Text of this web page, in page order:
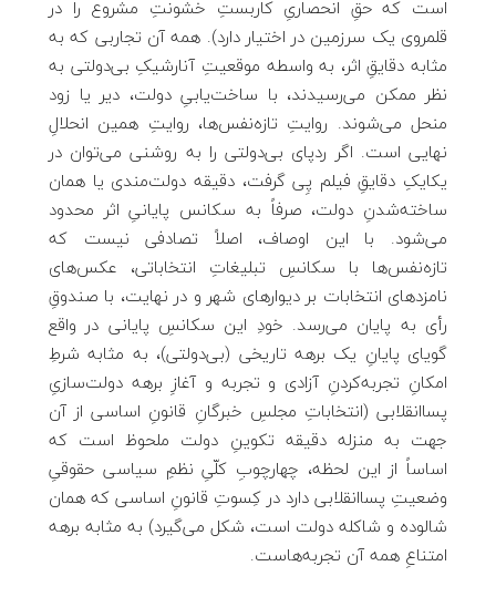
است که حقِ انحصاریِ کاربستِ خشونتِ مشروع را در
قلمروی یک سرزمین در اختیار دارد). همه آن تجاربی که به
مثابه دقایقِ اثر، به واسطه موقعیتِ آنارشیکِ بی‌دولتی به
نظر ممکن می‌رسیدند، با ساخت‌یابیِ دولت، دیر یا زود
منحل می‌شوند. روایتِ تازه‌نفس‌ها، روایتِ همین انحلالِ
نهایی است. اگر ردپای بی‌دولتی را به روشنی می‌توان در
یکایکِ دقایقِ فیلم پِی گرفت، دقیقه دولت‌مندی یا همان
ساخته‌شدنِ دولت، صرفاً به سکانس پایانیِ اثر محدود
می‌شود. با این اوصاف، اصلاً تصادفی نیست که
تازه‌نفس‌ها با سکانسِ تبلیغاتِ انتخاباتی، عکس‌های
نامزدهای انتخابات بر دیوارهای شهر و در نهایت، با صندوقِ
رأی به پایان می‌رسد. خودِ این سکانسِ پایانی در واقع
گویای پایانِ یک برهه تاریخی (بی‌دولتی)، به مثابه شرطِ
امکانِ تجربه‌کردنِ آزادی و تجربه و آغازِ برهه دولت‌سازیِ
پساانقلابی (انتخاباتِ مجلسِ خبرگانِ قانونِ اساسی از آن
جهت به منزله دقیقه تکوینِ دولت ملحوظ است که
اساساً از این لحظه، چهارچوبِ کلّیِ نظمِ سیاسی حقوقیِ
وضعیتِ پساانقلابی دارد در کِسوتِ قانونِ اساسی که همان
شالوده و شاکله دولت است، شکل می‌گیرد) به مثابه برهه
امتناعِ همه آن تجربه‌هاست.